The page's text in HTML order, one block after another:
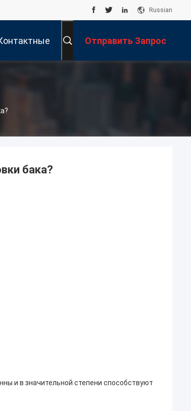
Russian
Отправить Запрос
бака?
и в значительной степени способствуют